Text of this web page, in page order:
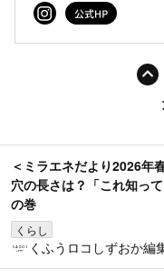
＜ミラエネだより2026年
穴の長さは？「これ知っ
の巻
くらし
くふうロコしずおか編